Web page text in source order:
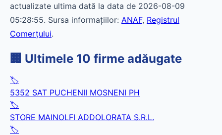
actualizate ultima dată la data de 2026-08-09
05:28:55. Sursa informațiilor: ANAF, Registrul
Comerțului.
🏢 Ultimele 10 firme adăugate
🏷️
5352 SAT PUCHENII MOSNENI PH
🏷️
STORE MAINOLFI ADDOLORATA S.R.L.
🏷️